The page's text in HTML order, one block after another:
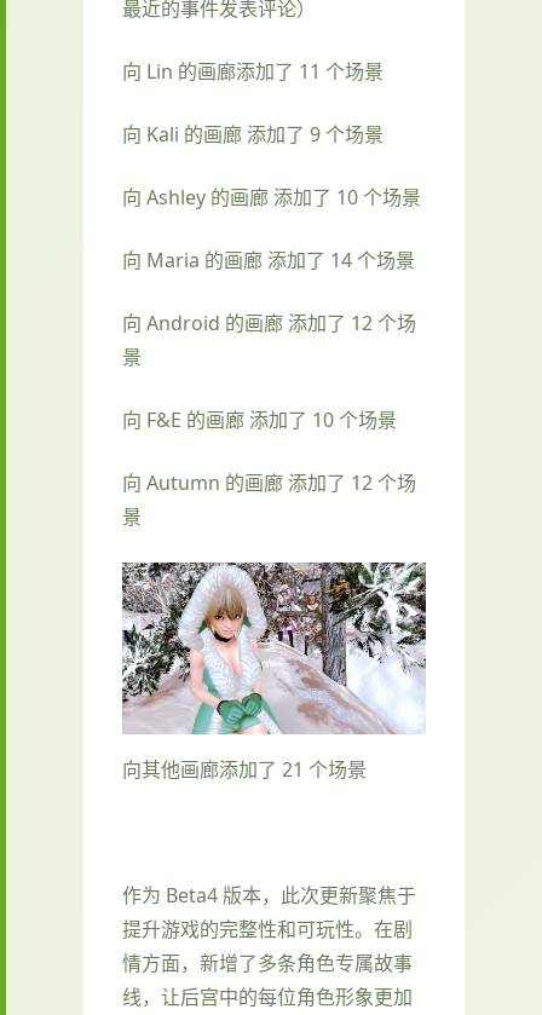
最近的事件发表评论）
向 Lin 的画廊添加了 11 个场景
向 Kali 的画廊 添加了 9 个场景
向 Ashley 的画廊 添加了 10 个场景
向 Maria 的画廊 添加了 14 个场景
向 Android 的画廊 添加了 12 个场
景
向 F&E 的画廊 添加了 10 个场景
向 Autumn 的画廊 添加了 12 个场
景
向其他画廊添加了 21 个场景
作为 Beta4 版本，此次更新聚焦于
提升游戏的完整性和可玩性。在剧
情方面，新增了多条角色专属故事
线，让后宫中的每位角色形象更加